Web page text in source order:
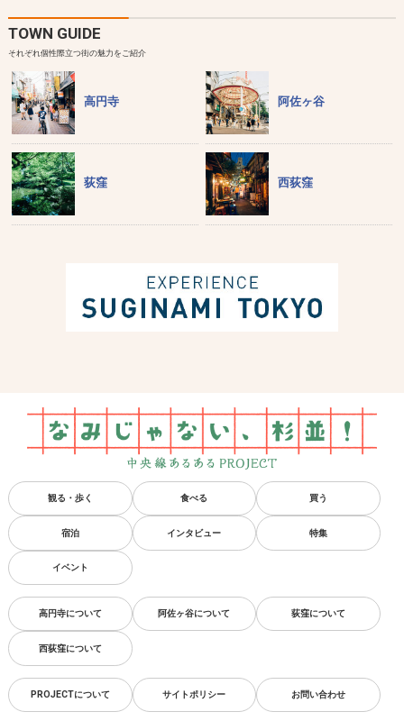
TOWN GUIDE
それぞれ個性際立つ街の魅力をご紹介
高円寺 阿佐ヶ谷
荻窪 西荻窪
観る・歩く 食べる 買う
宿泊 インタビュー 特集
イベント
高円寺について 阿佐ヶ谷について 荻窪について
西荻窪について
PROJECTについて サイトポリシー お問い合わせ